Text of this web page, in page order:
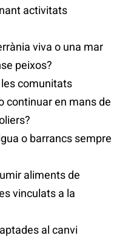
activitats
viva o una mar
peixos?
comunitats
continuar en mans de
o barrancs sempre
aliments de
vinculats a la
al canvi